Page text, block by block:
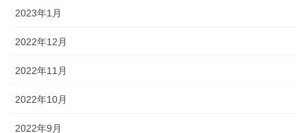
2023年1月
2022年12月
2022年11月
2022年10月
2022年9月